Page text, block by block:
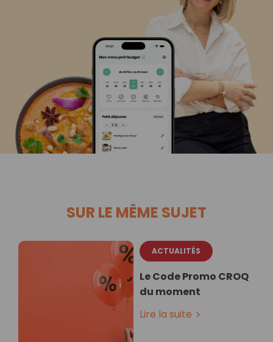
SUR LE MÊME SUJET
ACTUALITÉS
Le Code Promo CROQ
du moment
Lire la suite